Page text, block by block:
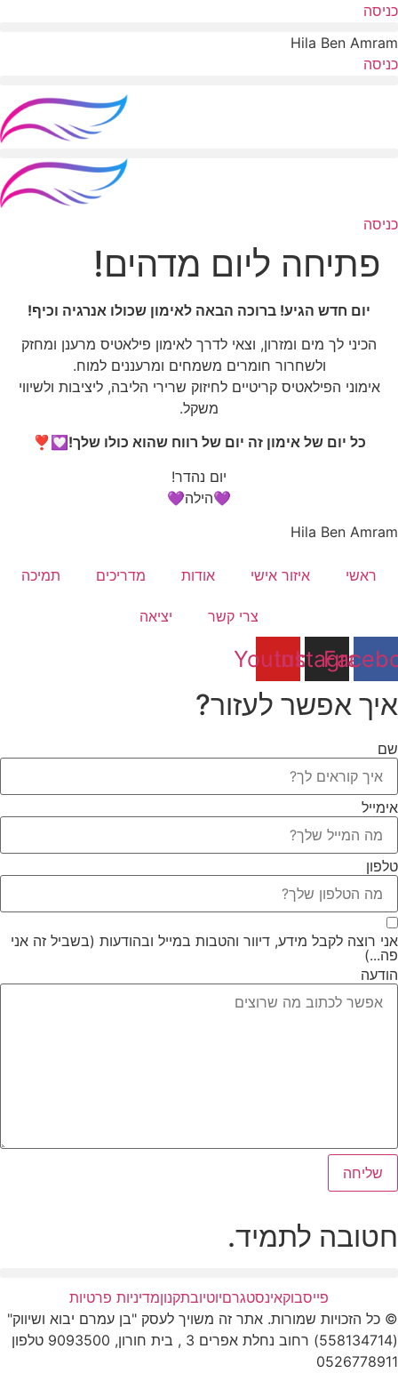
דלג
כניסה
Hila Ben Amram
כניסה
כניסה
פתיחה ליום מדהים!
יום חדש הגיע! ברוכה הבאה לאימון שכולו אנרגיה וכיף!
הכיני לך מים ומזרון, וצאי לדרך לאימון פילאטיס מרענן ומחזק
ולשחרור חומרים משמחים ומרעננים למוח.
אימוני הפילאטיס קריטיים לחיזוק שרירי הליבה, ליציבות ולשיווי
משקל.
כל יום של אימון זה יום של רווח שהוא כולו שלך! 💟❣
יום נהדר!
💜הילה💜
Hila Ben Amram
ראשי איזור אישי אודות מדריכים תמיכה
צרי קשר יציאה
Instagram
Youtube
איך אפשר לעזור?
שם
אימייל
טלפון
אני רוצה לקבל מידע, דיוור והטבות במייל ובהודעות (בשביל זה אני
פה...)
הודעה
שליחה
חטובה לתמיד.
פייסבוקאינסטגרםיוטיובתקנוןמדיניות פרטיות
© כל הזכויות שמורות. אתר זה משויך לעסק "בן עמרם יבוא ושיווק"
(558134714) רחוב נחלת אפרים 3 , בית חורון, 9093500 טלפון
0526778911